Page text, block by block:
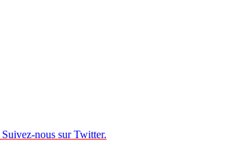
Suivez-nous sur Twitter.